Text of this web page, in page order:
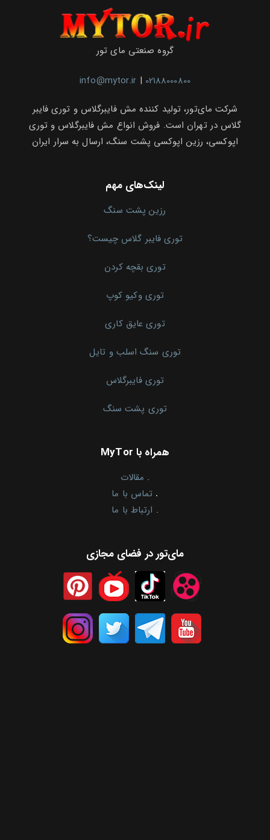
گروه صنعتی مای تور
info@mytor.ir | 02188000800
شرکت مای‌تور، تولید کننده مش فایبرگلاس و توری فایبر
گلاس در تهران است. فروش انواع مش فایبرگلاس و توری
اپوکسی، رزین اپوکسی پشت سنگ، ارسال به سرار ایران
لینک‌های مهم
رزین پشت سنگ
توری فایبر گلاس چیست؟
توری بقچه کردن
توری وکیو کوپ
توری عایق کاری
توری سنگ اسلب و تایل
توری فایبرگلاس
توری پشت سنگ
همراه با MyTor
. مقالات
. تماس با ما
. ارتباط با ما
مای‌تور در فضای مجازی